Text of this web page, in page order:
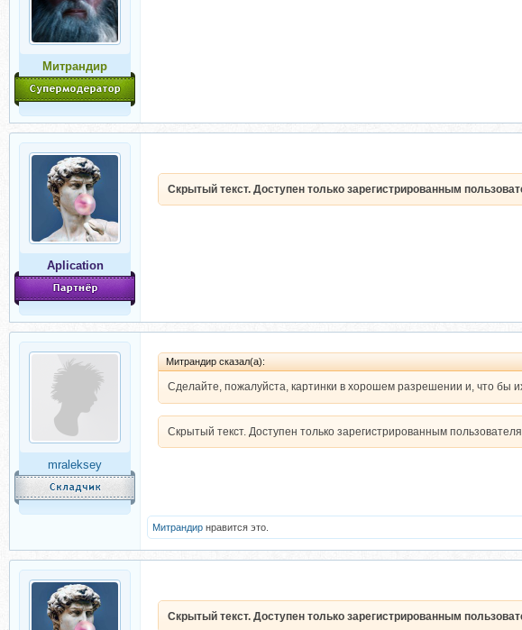
Митрандир
Aplication
Скрытый текст. Доступен только зарегистрированным
mraleksey
Митрандир сказал(а):
Сделайте, пожалуйста, картинки в хорошем разрешении и, что бы
Скрытый текст. Доступен только зарегистрированным
Митрандир нравится это.
Скрытый текст. Доступен только зарегистрированным